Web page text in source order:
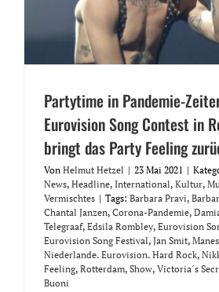
Partytime in Pandemie-
Eurovision Song Contest in
bringt das Party Feeling
Von Helmut Hetzel | 23 Mai 2021 |
News, Headline, International, Kultur,
Vermischtes | Tags: Barbara Pravi,
Chantal Janzen, Corona-Pandemie,
Telegraaf, Edsila Rombley, Eurovision
Eurovision Song Festival, Jan Smit,
Niederlande. Eurovision. Hard Rock,
Feeling, Rotterdam, Show, Victoria´s
Buoni